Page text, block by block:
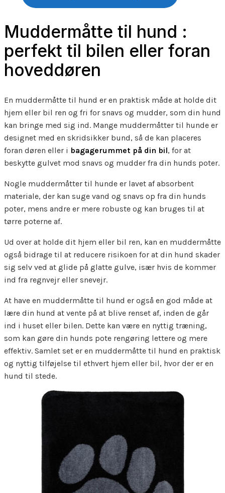
Muddermåtte til hund :
perfekt til bilen eller foran
hoveddøren
En muddermåtte til hund er en praktisk måde at holde dit
hjem eller bil ren og fri for snavs og mudder, som din hund
kan bringe med sig ind. Mange muddermåtter til hunde er
designet med en skridsikker bund, så de kan placeres
foran døren eller i bagagerummet på din bil, for at
beskytte gulvet mod snavs og mudder fra din hunds poter.
Nogle muddermåtter til hunde er lavet af absorbent
materiale, der kan suge vand og snavs op fra din hunds
poter, mens andre er mere robuste og kan bruges til at
tørre poterne af.
Ud over at holde dit hjem eller bil ren, kan en muddermåtte
også bidrage til at reducere risikoen for at din hund skader
sig selv ved at glide på glatte gulve, især hvis de kommer
ind fra regnvejr eller snevejr.
At have en muddermåtte til hund er også en god måde at
lære din hund at vente på at blive renset af, inden de går
ind i huset eller bilen. Dette kan være en nyttig træning,
som kan gøre din hunds pote rengøring lettere og mere
effektiv. Samlet set er en muddermåtte til hund en praktisk
og nyttig tilføjelse til ethvert hjem eller bil, hvor der er en
hund til stede.